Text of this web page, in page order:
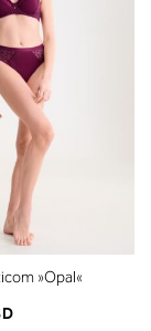
»Opal«
u nivou dekoltea i
bradavica - do
grudi. U odeljku
dubina korpe
(A, B...) -
koju ste odredili